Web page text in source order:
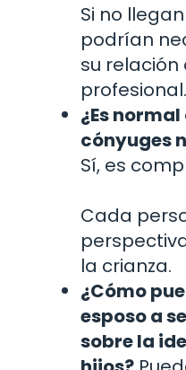
Si no
podrían
su relación
profesional.
¿Es
cónyuges
Sí, es
Cada
la crianza.
¿Cómo
esposo a
sobre la